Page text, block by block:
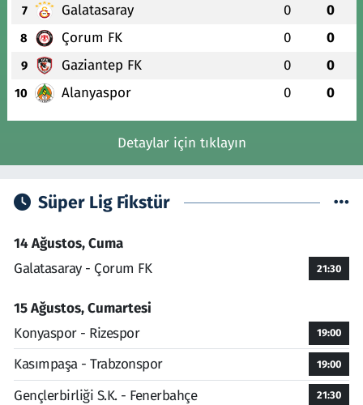
7 Galatasaray 0 0
8 Çorum FK 0 0
9 Gaziantep FK 0 0
10 Alanyaspor 0 0
Detaylar için tıklayın
Süper Lig Fikstür
14 Ağustos, Cuma
Galatasaray - Çorum FK
21:30
15 Ağustos, Cumartesi
Konyaspor - Rizespor
19:00
Kasımpaşa - Trabzonspor 19:00
Gençlerbirliği S.K. - Fenerbahçe 21:30